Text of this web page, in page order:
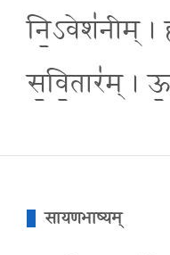
नि॒ऽवेश॑नीम् ।
स॒वि॒तार॑म् ।
सायणभाष्यम्